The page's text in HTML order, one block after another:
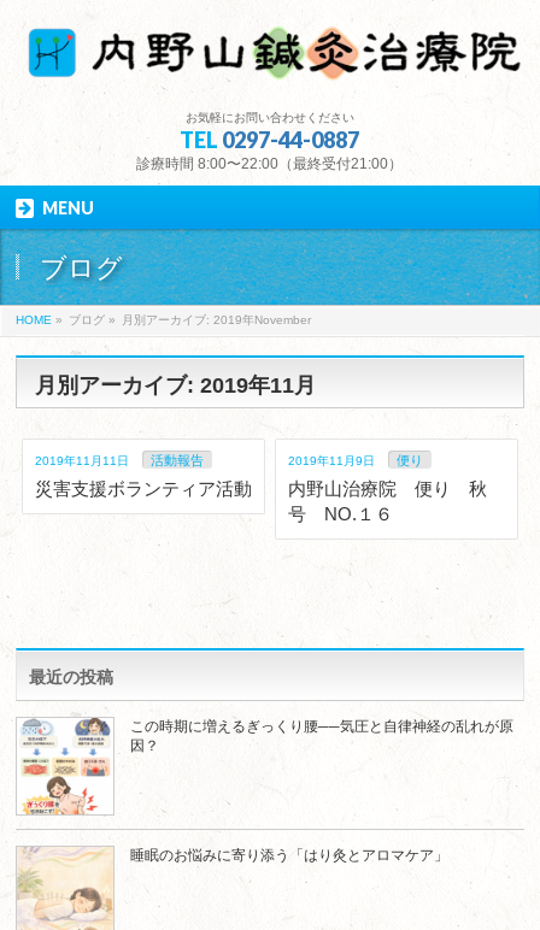
お気軽にお問い合わせください
TEL 0297-44-0887
診療時間 8:00〜22:00（最終受付21:00）
MENU
ブログ
HOME » ブログ » 月別アーカイブ: 2019年November
月別アーカイブ: 2019年11月
2019年11月11日 活動報告
災害支援ボランティア活動
2019年11月9日 便り
内野山治療院 便り 秋
号 NO.１６
最近の投稿
この時期に増えるぎっくり腰──気圧と自律神経の乱れが原
因？
睡眠のお悩みに寄り添う「はり灸とアロマケア」